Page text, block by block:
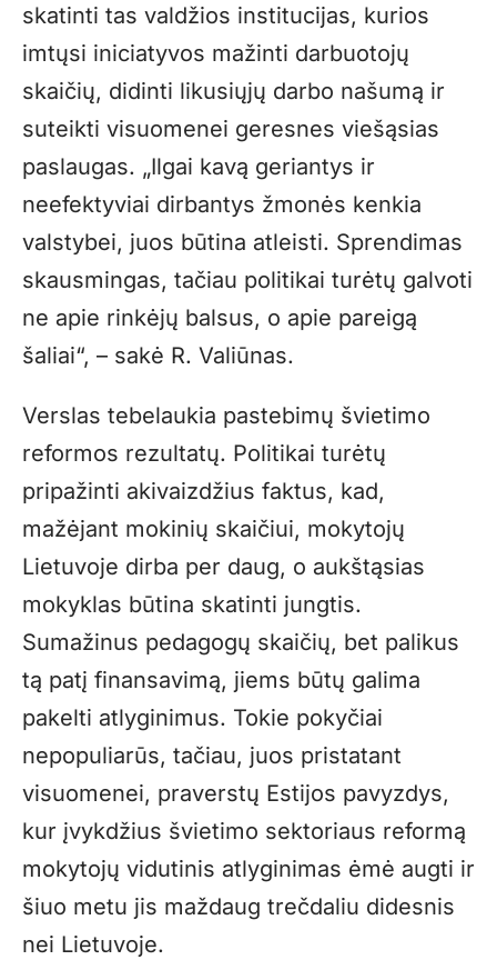
skatinti tas valdžios institucijas, kurios
imtųsi iniciatyvos mažinti darbuotojų
skaičių, didinti likusiųjų darbo našumą ir
suteikti visuomenei geresnes viešąsias
paslaugas. „Ilgai kavą geriantys ir
neefektyviai dirbantys žmonės kenkia
valstybei, juos būtina atleisti. Sprendimas
skausmingas, tačiau politikai turėtų galvoti
ne apie rinkėjų balsus, o apie pareigą
šaliai“, – sakė R. Valiūnas.
Verslas tebelaukia pastebimų švietimo
reformos rezultatų. Politikai turėtų
pripažinti akivaizdžius faktus, kad,
mažėjant mokinių skaičiui, mokytojų
Lietuvoje dirba per daug, o aukštąsias
mokyklas būtina skatinti jungtis.
Sumažinus pedagogų skaičių, bet palikus
tą patį finansavimą, jiems būtų galima
pakelti atlyginimus. Tokie pokyčiai
nepopuliarūs, tačiau, juos pristatant
visuomenei, praverstų Estijos pavyzdys,
kur įvykdžius švietimo sektoriaus reformą
mokytojų vidutinis atlyginimas ėmė augti ir
šiuo metu jis maždaug trečdaliu didesnis
nei Lietuvoje.